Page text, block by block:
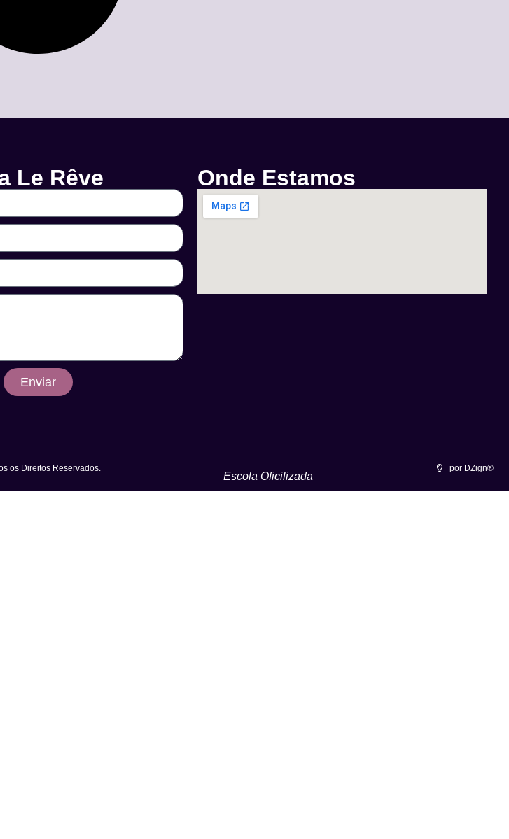
Le Rêve
Enviar
Onde Estamos
os Direitos Reservados.
Escola Oficilizada
por DZign®